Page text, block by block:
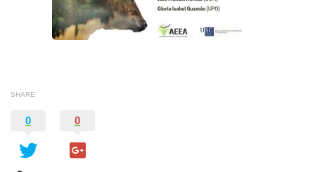
SHARE
0 0